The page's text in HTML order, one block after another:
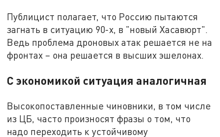
Публицист полагает, что Россию пытаются
загнать в ситуацию 90-х, в "новый Хасавюрт".
Ведь проблема дроновых атак решается не на
фронтах – она решается в высших эшелонах.
С экономикой ситуация аналогичная
Высокопоставленные чиновники, в том числе
из ЦБ, часто произносят фразы о том, что
надо переходить к устойчивому